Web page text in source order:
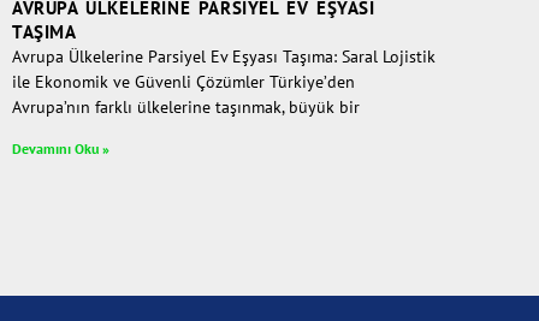
AVRUPA ÜLKELERINE PARSIYEL EV EŞYASI
TAŞIMA
Avrupa Ülkelerine Parsiyel Ev Eşyası Taşıma: Saral Lojistik
ile Ekonomik ve Güvenli Çözümler Türkiye’den
Avrupa’nın farklı ülkelerine taşınmak, büyük bir
Devamını Oku »